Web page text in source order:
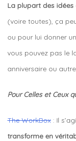
La plupart des idées
(voire toutes), ça
ou pour lui donner
vous pouvez pas le
anniversaire ou
Pour Celles et Ceux
The WorkBox : Il
transforme en